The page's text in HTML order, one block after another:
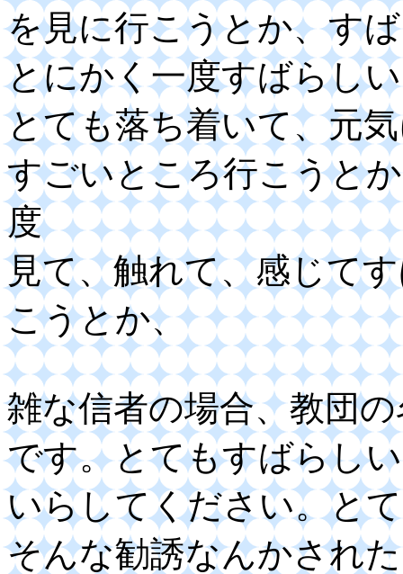
を見に行こうとか、す
とにかく一度すばらし
とても落ち着いて、元
すごいところ行こうと
度
見て、触れて、感じて
こうとか、
雑な信者の場合、教団
です。とてもすばらし
いらしてください。と
そんな勧誘なんかされ